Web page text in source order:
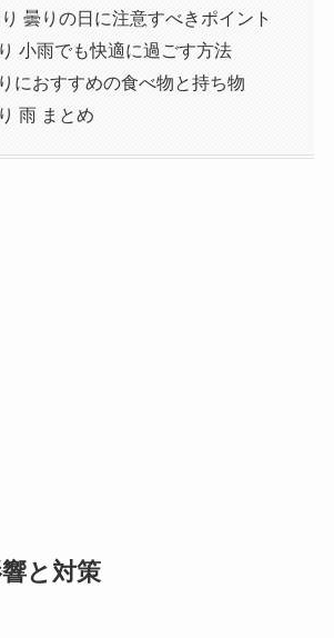
曇りの日に注意すべきポイント
小雨でも快適に過ごす方法
におすすめの食べ物と持ち物
雨 まとめ
と対策